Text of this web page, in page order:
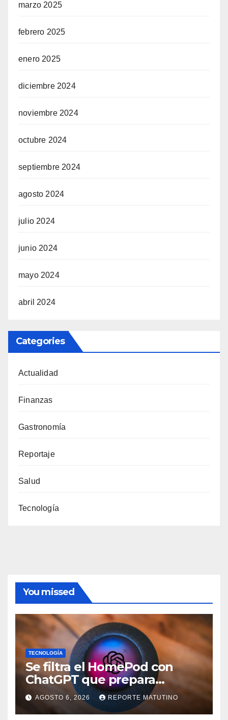
marzo 2025
febrero 2025
enero 2025
diciembre 2024
noviembre 2024
octubre 2024
septiembre 2024
agosto 2024
julio 2024
junio 2024
mayo 2024
abril 2024
Categories
Actualidad
Finanzas
Gastronomía
Reportaje
Salud
Tecnología
You missed
TECNOLOGÍA
Se filtra el HomePod con
ChatGPT que prepara
OpenAI y su diseño es una
locura
AGOSTO 6, 2026 REPORTE MATUTINO